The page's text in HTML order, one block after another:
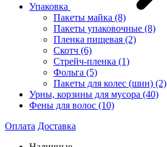
Упаковка
Пакеты майка (8)
Пакеты упаковочные (8)
Пленка пищевая (2)
Скотч (6)
Стрейч-пленка (1)
Фольга (5)
Пакеты для колес (шин) (2)
Урны, корзины для мусора (40)
Фены для волос (10)
Оплата Доставка